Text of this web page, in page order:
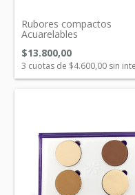
Rubores compactos
Acuarelables
$13.800,00
3 cuotas de $4.600,00 sin